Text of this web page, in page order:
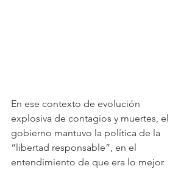
En ese contexto de evolución
explosiva de contagios y muertes, el
gobierno mantuvo la política de la
“libertad responsable”, en el
entendimiento de que era lo mejor